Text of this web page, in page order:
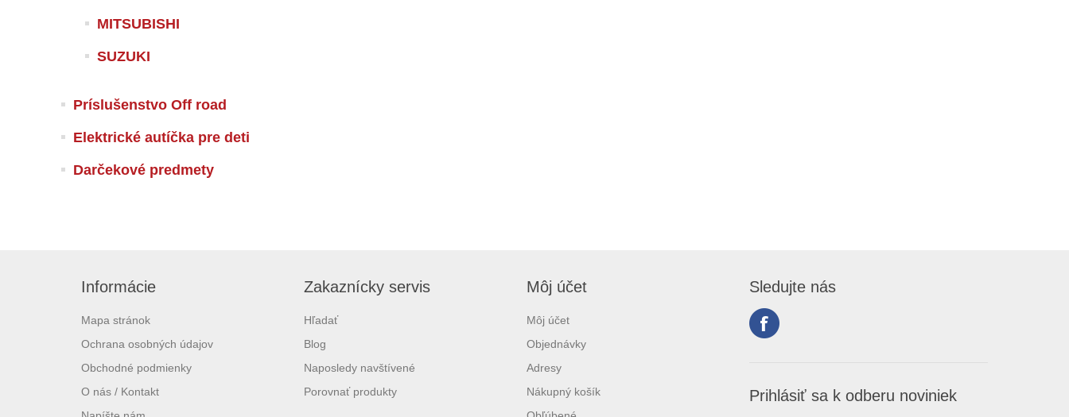
MITSUBISHI
SUZUKI
Príslušenstvo Off road
Elektrické autíčka pre deti
Darčekové predmety
Informácie
Mapa stránok
Ochrana osobných údajov
Obchodné podmienky
O nás / Kontakt
Zakaznícky servis
Hľadať
Blog
Naposledy navštívené
Porovnať produkty
Môj účet
Môj účet
Objednávky
Adresy
Nákupný košík
Sledujte nás
Prihlásiť sa k odberu noviniek